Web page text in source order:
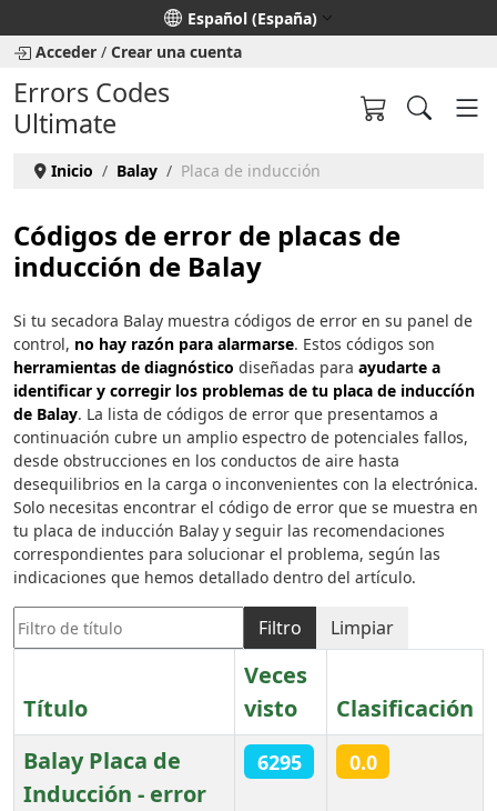
Seleccione su idioma
Español (España)
Acceder / Crear una cuenta
Errors Codes
Ultimate
Inicio Balay Placa de inducción
Códigos de error de placas de
inducción de Balay
Si tu secadora Balay muestra códigos de error en su panel de
control, no hay razón para alarmarse. Estos códigos son
herramientas de diagnóstico diseñadas para ayudarte a
identificar y corregir los problemas de tu placa de induccíón
de Balay. La lista de códigos de error que presentamos a
continuación cubre un amplio espectro de potenciales fallos,
desde obstrucciones en los conductos de aire hasta
desequilibrios en la carga o inconvenientes con la electrónica.
Solo necesitas encontrar el código de error que se muestra en
tu placa de inducción Balay y seguir las recomendaciones
correspondientes para solucionar el problema, según las
indicaciones que hemos detallado dentro del artículo.
Filtro de título
Filtro Limpiar
Título
Veces
visto
Clasificación
Balay Placa de
Inducción - error
6295 0.0